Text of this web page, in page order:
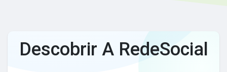
Descobrir A RedeSocial